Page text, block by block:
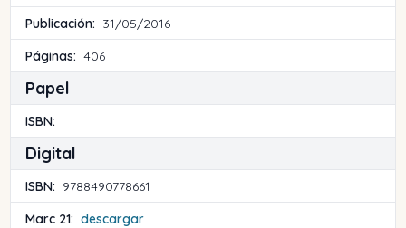
Publicación: 31/05/2016
Páginas: 406
Papel
ISBN:
Digital
ISBN: 9788490778661
Marc 21: descargar